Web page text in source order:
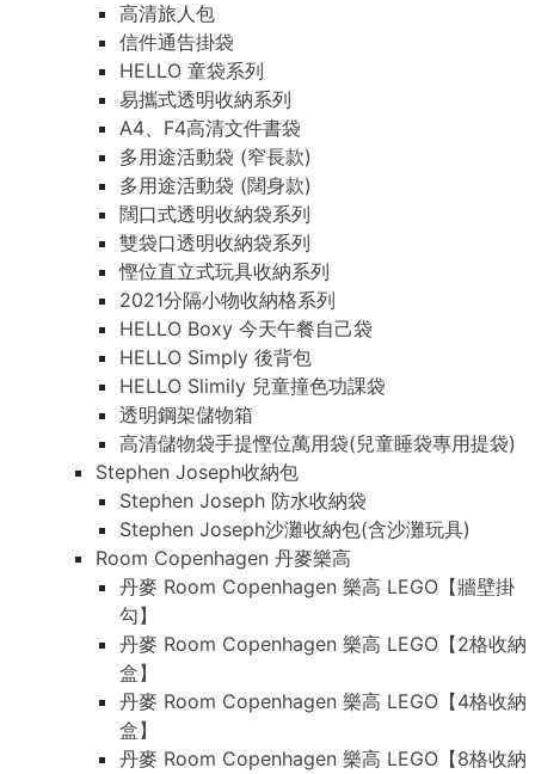
高清旅人包
信件通告掛袋
HELLO 童袋系列
易攜式透明收納系列
A4、F4高清文件書袋
多用途活動袋 (窄長款)
多用途活動袋 (闊身款)
闊口式透明收納袋系列
雙袋口透明收納袋系列
慳位直立式玩具收納系列
2021分隔小物收納格系列
HELLO Boxy 今天午餐自己袋
HELLO Simply 後背包
HELLO Slimily 兒童撞色功課袋
透明鋼架儲物箱
高清儲物袋手提慳位萬用袋(兒童睡袋專用提袋)
Stephen Joseph收納包
Stephen Joseph 防水收納袋
Stephen Joseph沙灘收納包(含沙灘玩具)
Room Copenhagen 丹麥樂高
丹麥 Room Copenhagen 樂高 LEGO【牆壁掛
勾】
丹麥 Room Copenhagen 樂高 LEGO【2格收納
盒】
丹麥 Room Copenhagen 樂高 LEGO【4格收納
盒】
丹麥 Room Copenhagen 樂高 LEGO【8格收納